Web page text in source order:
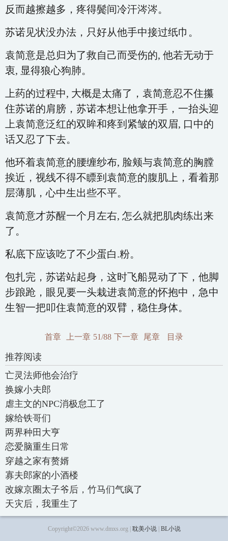
反而越擦越多，疼得鬓间冷汗涔涔。
苏诺见状没办法，只好从他手中接过纸巾。
袁简意是总归为了救自己而受伤的, 他若无动于
衷, 显得狼心狗肺。
上药的过程中, 大概是太痛了，袁简意忍不住攥
住苏诺的肩膀，苏诺本想让他拿开手，一抬头迎
上袁简意泛红的双眸和疼到紧皱的双眉, 口中的
话又忍了下去。
他环着袁简意的腰缠纱布, 脸颊与袁简意的胸膛
挨近，视线不得不瞟到袁简意的腹肌上，看着那
层薄肌，心中生出些不平。
袁简意才苏醒一个月左右, 怎么就把肌肉练出来
了。
私底下应该吃了不少蛋白.粉。
包扎完，苏诺站起身，这时飞船晃动了下，他脚
步踉跄，眼见要一头栽进袁简意的怀抱中，急中
生智一把叩住袁简意的双臂，稳住身体。
首章 上一章 51/88 下一章 尾章 目录
推荐阅读
亡灵法师他会治疗
换嫁小夫郎
虐主文的NPC消极怠工了
嫁给铁哥们
两界种田大亨
恋爱脑重生日常
穿越之家有赘婿
寡夫郎家的小酒楼
改嫁京圈太子爷后，竹马们气疯了
天灾后，我重生了
Copyright©2026 www.dmxs.org | 耽美小说| BL小说